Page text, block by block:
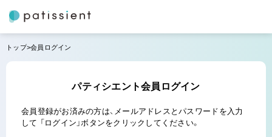
トップ 会員ログイン
パティシエント会員ログイン
会員登録がお済みの方は、メールアドレスとパスワードを入力
して 「ログイン」ボタンをクリックしてください。